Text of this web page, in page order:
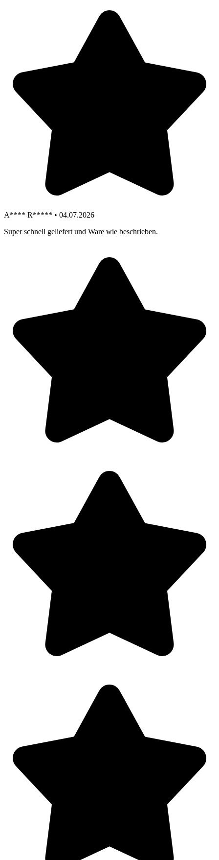
A**** R***** • 04.07.2026
Super schnell geliefert und Ware wie beschrieben.